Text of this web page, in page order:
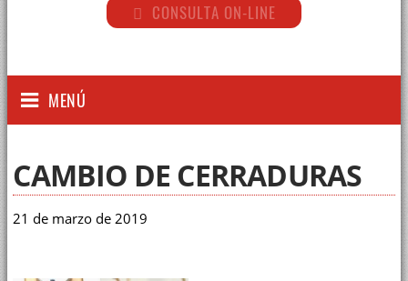
CONSULTA ON-LINE
MENÚ
CAMBIO DE CERRADURAS
21 de marzo de 2019